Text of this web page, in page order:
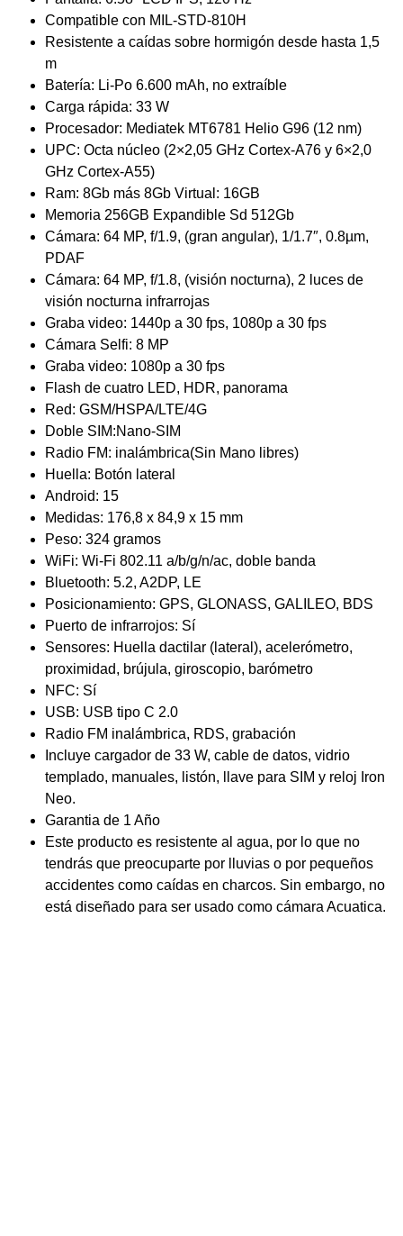
Compatible con MIL-STD-810H
Resistente a caídas sobre hormigón desde hasta 1,5
m
Batería: Li-Po 6.600 mAh, no extraíble
Carga rápida: 33 W
Procesador: Mediatek MT6781 Helio G96 (12 nm)
UPC: Octa núcleo (2×2,05 GHz Cortex-A76 y 6×2,0
GHz Cortex-A55)
Ram: 8Gb más 8Gb Virtual: 16GB
Memoria 256GB Expandible Sd 512Gb
Cámara: 64 MP, f/1.9, (gran angular), 1/1.7″, 0.8µm,
PDAF
Cámara: 64 MP, f/1.8, (visión nocturna), 2 luces de
visión nocturna infrarrojas
Graba video: 1440p a 30 fps, 1080p a 30 fps
Cámara Selfi: 8 MP
Graba video: 1080p a 30 fps
Flash de cuatro LED, HDR, panorama
Red: GSM/HSPA/LTE/4G
Doble SIM:Nano-SIM
Radio FM: inalámbrica(Sin Mano libres)
Huella: Botón lateral
Android: 15
Medidas: 176,8 x 84,9 x 15 mm
Peso: 324 gramos
WiFi: Wi-Fi 802.11 a/b/g/n/ac, doble banda
Bluetooth: 5.2, A2DP, LE
Posicionamiento: GPS, GLONASS, GALILEO, BDS
Puerto de infrarrojos: Sí
Sensores: Huella dactilar (lateral), acelerómetro,
proximidad, brújula, giroscopio, barómetro
NFC: Sí
USB: USB tipo C 2.0
Radio FM inalámbrica, RDS, grabación
Incluye cargador de 33 W, cable de datos, vidrio
templado, manuales, listón, llave para SIM y reloj Iron
Neo.
Garantia de 1 Año
Este producto es resistente al agua, por lo que no
tendrás que preocuparte por lluvias o por pequeños
accidentes como caídas en charcos. Sin embargo, no
está diseñado para ser usado como cámara Acuatica.